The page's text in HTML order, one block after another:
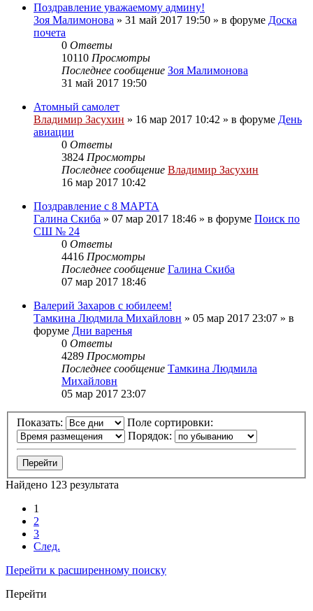
Поздравление уважаемому админу!
Зоя Малимонова » 31 май 2017 19:50 » в форуме Доска
почета
0 Ответы
10110 Просмотры
Последнее сообщение Зоя Малимонова
31 май 2017 19:50
Атомный самолет
Владимир Засухин » 16 мар 2017 10:42 » в форуме День
авиации
0 Ответы
3824 Просмотры
Последнее сообщение Владимир Засухин
16 мар 2017 10:42
Поздравление с 8 МАРТА
Галина Скиба » 07 мар 2017 18:46 » в форуме Поиск по
СШ № 24
0 Ответы
4416 Просмотры
Последнее сообщение Галина Скиба
07 мар 2017 18:46
Валерий Захаров с юбилеем!
Тамкина Людмила Михайловн » 05 мар 2017 23:07 » в
форуме Дни варенья
0 Ответы
4289 Просмотры
Последнее сообщение Тамкина Людмила
Михайловн
05 мар 2017 23:07
Показать:
Поле сортировки:
Порядок:
Найдено 123 результата
1
2
3
След.
Перейти к расширенному поиску
Перейти